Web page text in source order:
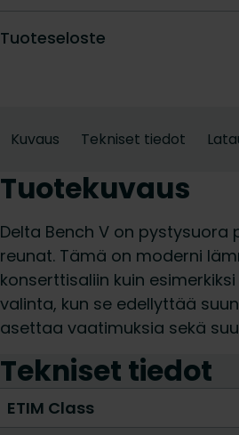
Tuoteseloste
Kuvaus Tekniset tiedot
Tuotekuvaus
Delta Bench V on
reunat. Tämä on moderni
konserttisaliin kuin
valinta, kun se edellyttää
asettaa vaatimuksia sekä
Tekniset tiedot
ETIM Class